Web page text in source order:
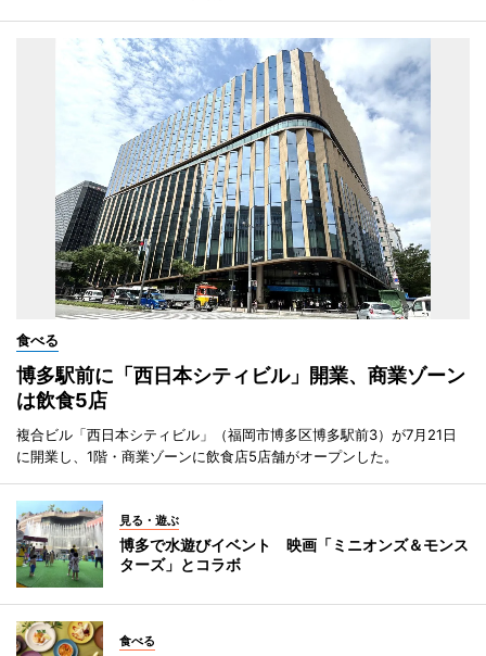
食べる
博多駅前に「西日本シティビル」開業、商業ゾーン
は飲食5店
複合ビル「西日本シティビル」（福岡市博多区博多駅前3）が7月21日
に開業し、1階・商業ゾーンに飲食店5店舗がオープンした。
見る・遊ぶ
博多で水遊びイベント 映画「ミニオンズ＆モンス
ターズ」とコラボ
食べる